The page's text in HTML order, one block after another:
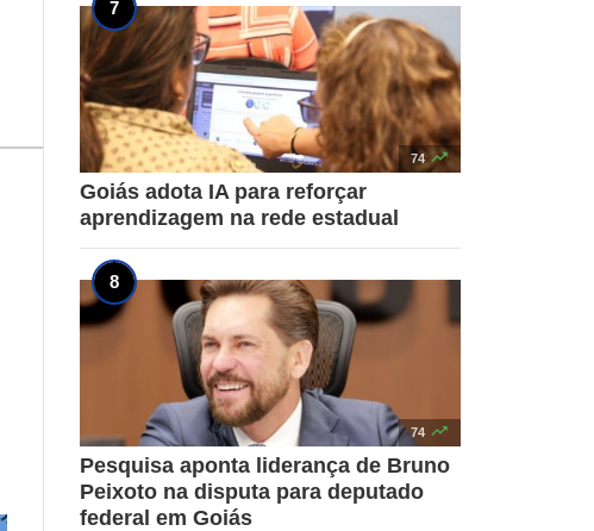
74 
Goiás adota IA para reforçar
aprendizagem na rede estadual
74 
Pesquisa aponta liderança de Bruno
Peixoto na disputa para deputado
federal em Goiás